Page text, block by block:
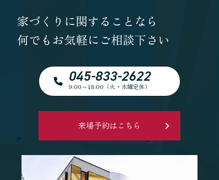
家づくりに関することなら
何でもお気軽にご相談下さい
045-833-2622
9:00～18:00（火・水曜定休）
来場予約はこちら